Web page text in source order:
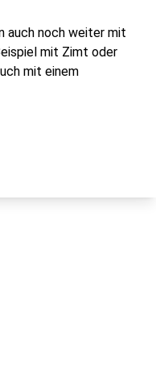
auch noch weiter mit
mit Zimt oder
mit einem